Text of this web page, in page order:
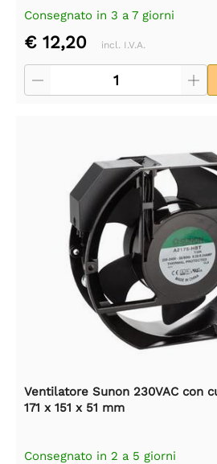
Consegnato in 3 a 7 giorni
€ 12,20 incl. I.V.A.
Ventilatore Sunon 230VAC con
171 x 151 x 51 mm
Consegnato in 2 a 5 giorni